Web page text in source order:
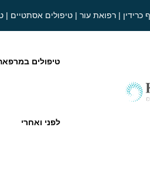
כרידין | רפואת עור | טיפולים אסתטיים |
טיפולים
לפני ואחרי